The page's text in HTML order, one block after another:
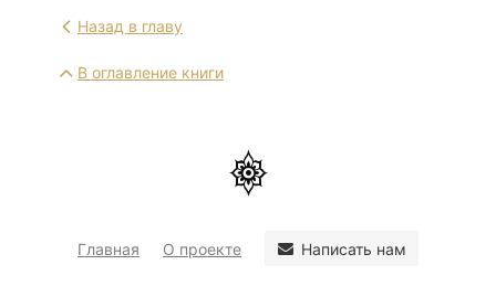
Назад в главу
В оглавление книги
Главная О проекте Написать нам